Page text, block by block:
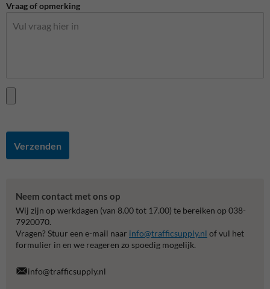
Vraag of opmerking
Verzenden
Neem contact met ons op
Wij zijn op werkdagen (van 8.00 tot 17.00) te bereiken op 038-
7920070.
Vragen? Stuur een e-mail naar info@trafficsupply.nl of vul het
formulier in en we reageren zo spoedig mogelijk.
info@trafficsupply.nl